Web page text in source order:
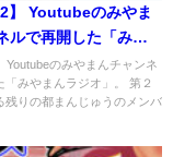
】 Youtubeのみやま
ルで再開した「みや
」。 第２回に登場す
まんじゅうのメンバ
Youtubeのみやまんチャンネ
「みやまんラジオ」。 第２
残りの都まんじゅうのメンバ